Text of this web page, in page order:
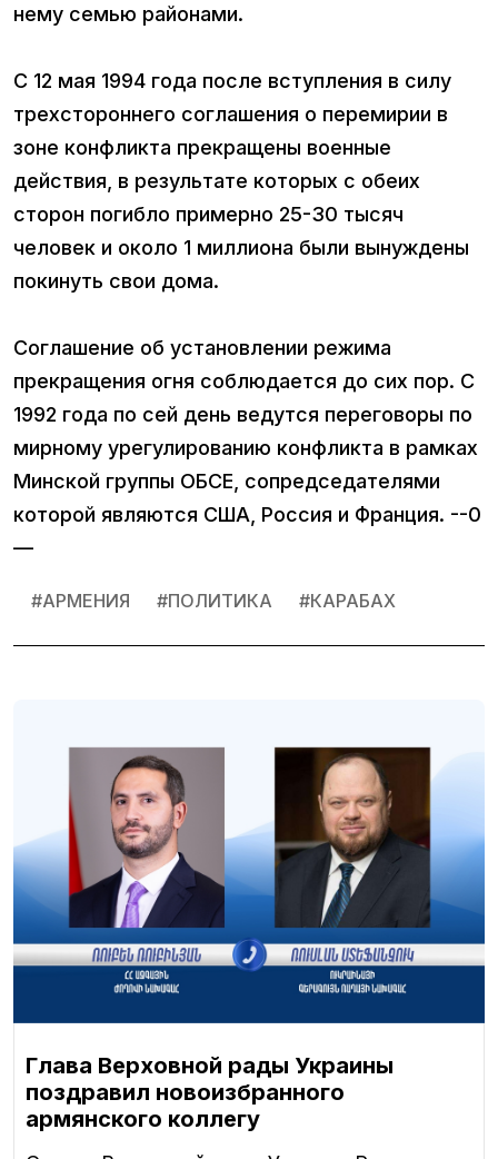
нему семью районами.
С 12 мая 1994 года после вступления в силу
трехстороннего соглашения о перемирии в
зоне конфликта прекращены военные
действия, в результате которых с обеих
сторон погибло примерно 25-30 тысяч
человек и около 1 миллиона были вынуждены
покинуть свои дома.
Соглашение об установлении режима
прекращения огня соблюдается до сих пор. С
1992 года по сей день ведутся переговоры по
мирному урегулированию конфликта в рамках
Минской группы ОБСЕ, сопредседателями
которой являются США, Россия и Франция. --0
—
#АРМЕНИЯ #ПОЛИТИКА #КАРАБАХ
Глава Верховной рады Украины
поздравил новоизбранного
армянского коллегу